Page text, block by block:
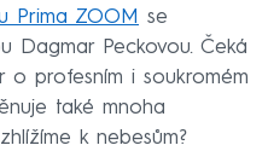
Prima ZOOM se
Dagmar Peckovou. Čeká
o profesním i soukromém
také mnoha
k nebesům?